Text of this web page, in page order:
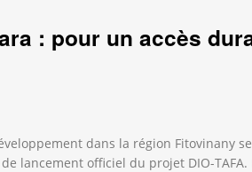
: pour un accès
dans la région Fitovinany
lancement officiel du projet DIO-TAFA.